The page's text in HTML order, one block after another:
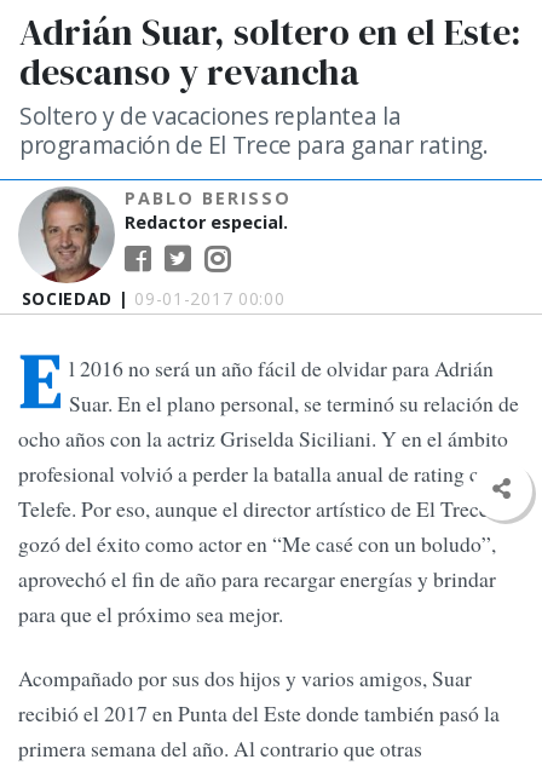
SOCIEDAD | 09-01-2017 00:00
Adrián Suar, soltero en el Este:
descanso y revancha
Soltero y de vacaciones replantea la
programación de El Trece para ganar rating.
PABLO BERISSO
Redactor especial.
E l 2016 no será un año fácil de olvidar para Adrián
Suar. En el plano personal, se terminó su relación de
ocho años con la actriz Griselda Siciliani. Y en el ámbito
profesional volvió a perder la batalla anual de rating contra
Telefe. Por eso, aunque el director artístico de El Trece
gozó del éxito como actor en “Me casé con un boludo”,
aprovechó el fin de año para recargar energías y brindar
para que el próximo sea mejor.
Acompañado por sus dos hijos y varios amigos, Suar
recibió el 2017 en Punta del Este donde también pasó la
primera semana del año. Al contrario que otras